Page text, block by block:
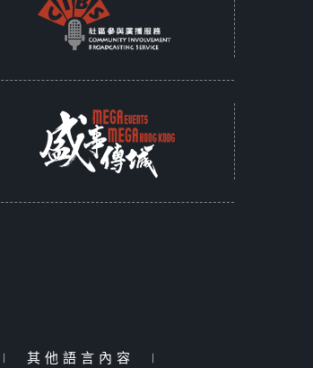
| 其他語言內容 |